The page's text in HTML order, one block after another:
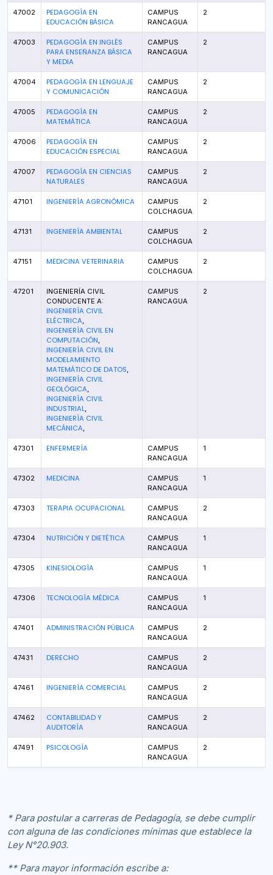
47002
PEDAGOGÍA EN
EDUCACIÓN BÁSICA
CAMPUS
RANCAGUA
2
47003
PEDAGOGÍA EN INGLÉS
PARA ENSEÑANZA BÁSICA
Y MEDIA
CAMPUS
RANCAGUA
2
47004
PEDAGOGÍA EN LENGUAJE
Y COMUNICACIÓN
CAMPUS
RANCAGUA
2
47005
PEDAGOGÍA EN
MATEMÁTICA
CAMPUS
RANCAGUA
2
47006
PEDAGOGÍA EN
EDUCACIÓN ESPECIAL
CAMPUS
RANCAGUA
2
47007
PEDAGOGÍA EN CIENCIAS
NATURALES
CAMPUS
RANCAGUA
2
47101 INGENIERÍA AGRONÓMICA
CAMPUS
COLCHAGUA
2
47131 INGENIERÍA AMBIENTAL
CAMPUS
COLCHAGUA
2
47151 MEDICINA VETERINARIA
CAMPUS
COLCHAGUA
2
47201
INGENIERÍA CIVIL
CONDUCENTE A:
INGENIERÍA CIVIL
ELÉCTRICA,
INGENIERÍA CIVIL EN
COMPUTACIÓN,
INGENIERÍA CIVIL EN
MODELAMIENTO
MATEMÁTICO DE DATOS,
INGENIERÍA CIVIL
GEOLÓGICA,
INGENIERÍA CIVIL
INDUSTRIAL,
INGENIERÍA CIVIL
MECÁNICA,
CAMPUS
RANCAGUA
2
47301 ENFERMERÍA
CAMPUS
RANCAGUA
1
47302 MEDICINA
CAMPUS
RANCAGUA
1
47303 TERAPIA OCUPACIONAL
CAMPUS
RANCAGUA
2
47304 NUTRICIÓN Y DIETÉTICA
CAMPUS
RANCAGUA
1
47305 KINESIOLOGÍA
CAMPUS
RANCAGUA
1
47306 TECNOLOGÍA MÉDICA
CAMPUS
RANCAGUA
1
47401 ADMINISTRACIÓN PÚBLICA
CAMPUS
RANCAGUA
2
47431 DERECHO
CAMPUS
RANCAGUA
2
47461 INGENIERÍA COMERCIAL
CAMPUS
RANCAGUA
2
47462
CONTABILIDAD Y
AUDITORÍA
CAMPUS
RANCAGUA
2
47491 PSICOLOGÍA
CAMPUS
RANCAGUA
2
* Para postular a carreras de Pedagogía, se debe cumplir
con alguna de las condiciones mínimas que establece la
Ley N°20.903.
** Para mayor información escribe a: